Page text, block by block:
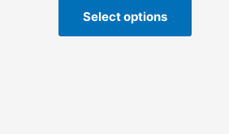
Select options